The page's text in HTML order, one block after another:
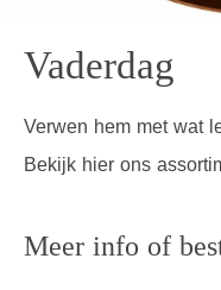
Vaderdag
Verwen hem met wat
Bekijk hier ons
Meer info of